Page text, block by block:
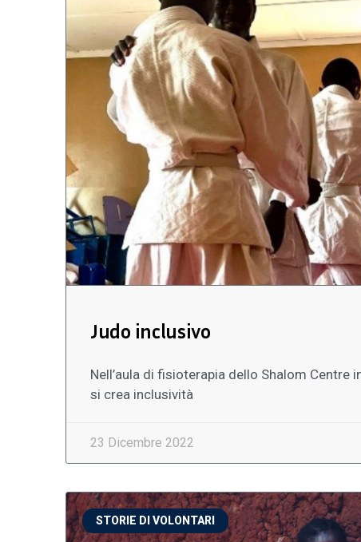
Judo inclusivo
Nell’aula di fisioterapia dello Shalom Centre
si crea inclusività
23 Dicembre 2022
STORIE DI VOLONTARI